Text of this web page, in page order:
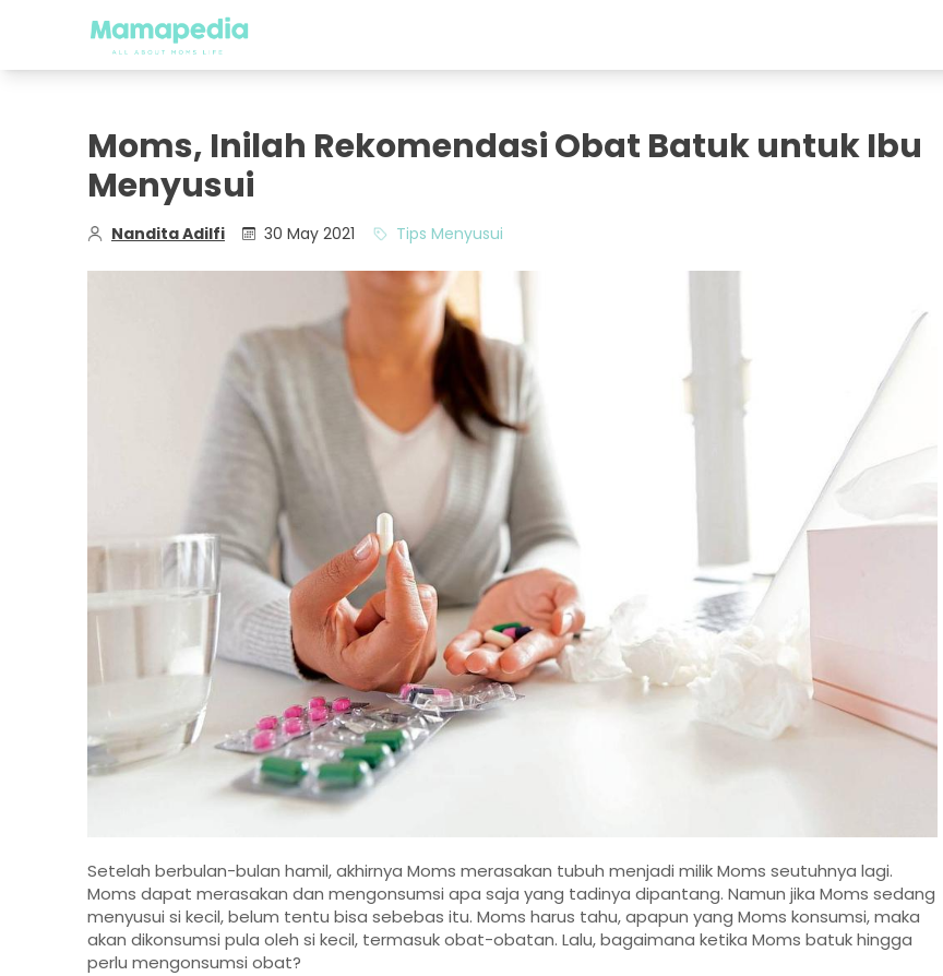
Moms, Inilah Rekomendasi Obat Batuk untuk Ibu
Menyusui
Nandita Adilfi 30 May 2021 Tips Menyusui
Setelah berbulan-bulan hamil, akhirnya Moms merasakan tubuh menjadi milik Moms seutuhnya lagi.
Moms dapat merasakan dan mengonsumsi apa saja yang tadinya dipantang. Namun jika Moms sedang
menyusui si kecil, belum tentu bisa sebebas itu. Moms harus tahu, apapun yang Moms konsumsi, maka
akan dikonsumsi pula oleh si kecil, termasuk obat-obatan. Lalu, bagaimana ketika Moms batuk hingga
perlu mengonsumsi obat?